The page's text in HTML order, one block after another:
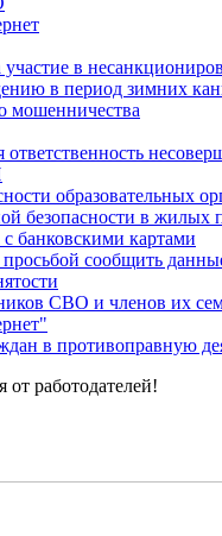
участие в
в период зимних
мошенничества
образовательных
безопасности в жилых
банковскими картами
сообщить
СВО и членов их
в противоправную
работодателей!